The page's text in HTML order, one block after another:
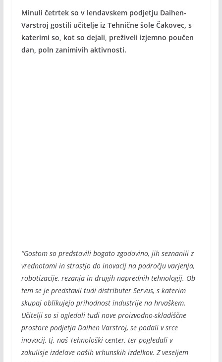
Minuli četrtek so v lendavskem podjetju Daihen-
Varstroj gostili učitelje iz Tehnične šole Čakovec, s
katerimi so, kot so dejali, preživeli izjemno poučen
dan, poln zanimivih aktivnosti.
“Gostom so predstavili bogato zgodovino, jih seznanili z
vrednotami in strastjo do inovacij na področju varjenja,
robotizacije, rezanja in drugih naprednih tehnologij. Ob
tem se je predstavil tudi distributer Servus, s katerim
skupaj oblikujejo prihodnost industrije na hrvaškem.
Učitelji so si ogledali tudi nove proizvodno-skladiščne
prostore podjetja Daihen Varstroj, se podali v srce
inovacij, tj. naš Tehnološki center, ter pogledali v
zakulisje izdelave naših vrhunskih izdelkov. Z veseljem